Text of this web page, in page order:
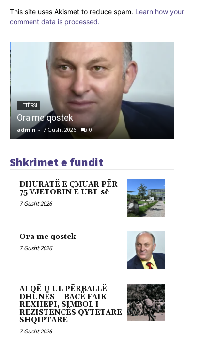
This site uses Akismet to reduce spam. Learn how your
comment data is processed.
LETËRSI
Ora me qostek
admin - 7 Gusht 2026 0
Shkrimet e fundit
DHURATË E ÇMUAR PËR
75 VJETORIN E UBT-së
7 Gusht 2026
Ora me qostek
7 Gusht 2026
AI QË U UL PËRBALLË
DHUNËS – BACË FAIK
REXHEPI, SIMBOL I
REZISTENCËS QYTETARE
SHQIPTARE
7 Gusht 2026